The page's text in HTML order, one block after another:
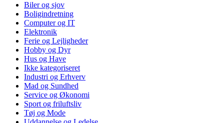
Biler og sjov
Boligindretning
Computer og IT
Elektronik
Ferie og Lejligheder
Hobby og Dyr
Hus og Have
Ikke kategoriseret
Industri og Erhverv
Mad og Sundhed
Service og Økonomi
Sport og friluftsliv
Tøj og Mode